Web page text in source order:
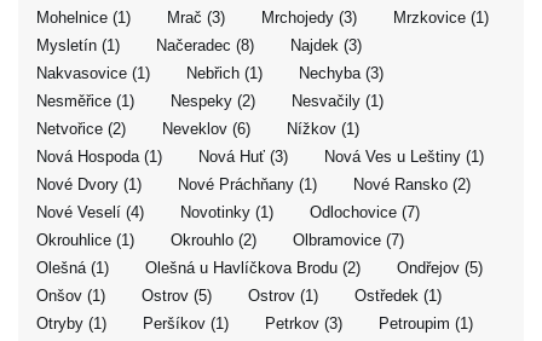
Mohelnice (1)
Mrač (3) Mrchojedy (3)
Mrzkovice (1)
Mysletín (1)
Načeradec (8)
Najdek (3)
Nakvasovice (1)
Nebřich (1)
Nechyba (3)
Nesměřice (1)
Nespeky (2)
Nesvačily (1)
Netvořice (2)
Neveklov (6)
Nížkov (1)
Nová Hospoda (1)
Nová Huť (3)
Nová Ves u Leštiny (1)
Nové Dvory (1)
Nové Práchňany (1)
Nové Ransko (2)
Nové Veselí (4)
Novotinky (1)
Odlochovice (7)
Okrouhlice (1)
Okrouhlo (2)
Olbramovice (7)
Olešná (1)
Olešná u Havlíčkova Brodu (2)
Ondřejov (5)
Onšov (1)
Ostrov (5) Ostrov (1)
Ostředek (1)
Otryby (1)
Peršíkov (1) Petrkov (3)
Petroupim (1)